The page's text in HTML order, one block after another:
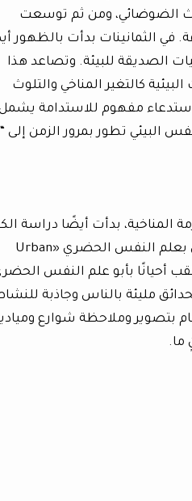
الضوضائي، ومن ثم توسعت
في الثمانينات بدأت بالظهور
الصديقة للبيئة. وتصاعد هذا
كالتغير المناخي والتلوث
استدعاء مفهوم للاستدامة
البيئي تطور بمرور الزمن إلى
المناخية، بدأت أيضًا دراسة
التي يتفاعل بها البشر مع بيئاتهم الحضرية، وهو ما يسمى في بعض الأحيان بعلم النفس الحضري «Urban
مليئة بالناس وجاذبة
بتصوير وملاحظة شوارع
ما.